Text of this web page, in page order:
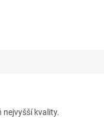
nejvyšší kvality.